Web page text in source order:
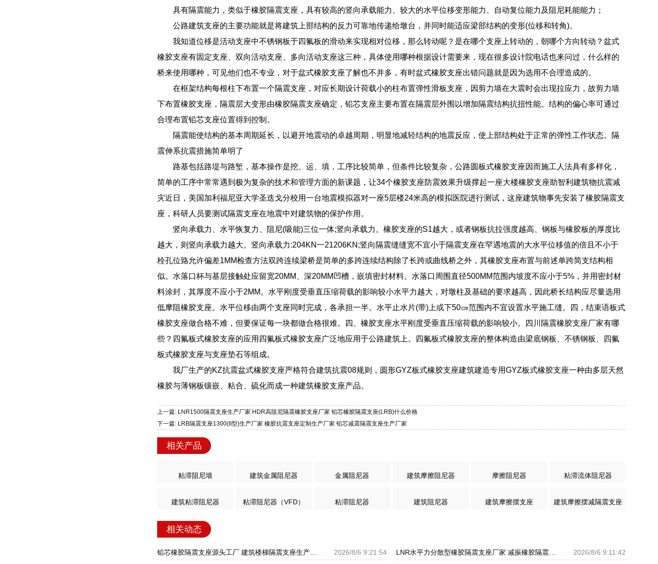
具有隔震能力，类似于橡胶隔震支座，具有较高的竖向承载能力、较大的水平位移变形能力、自动复位能力及阻尼耗能能力；
公路建筑支座的主要功能就是将建筑上部结构的反力可靠地传递给墩台，并同时能适应梁部结构的变形(位移和转角)。
我知道位移是活动支座中不锈钢板于四氟板的滑动来实现相对位移，那么转动呢？是在哪个支座上转动的，朝哪个方向转动？盆式
橡胶支座有固定支座、双向活动支座、多向活动支座这三种，具体使用哪种根据设计需要来，现在很多设计院电话也来问过，什么样的
桥来使用哪种，可见他们也不专业，对于盆式橡胶支座了解也不并多，有时盆式橡胶支座出错问题就是因为选用不合理造成的。
在框架结构每根柱下布置一个隔震支座，对应长期设计荷载小的柱布置弹性滑板支座，因剪力墙在大震时会出现拉应力，故剪力墙
下布置橡胶支座，隔震层大变形由橡胶隔震支座确定，铅芯支座主要布置在隔震层外围以增加隔震结构抗扭性能。结构的偏心率可通过
合理布置铅芯支座位置得到控制。
隔震能使结构的基本周期延长，以避开地震动的卓越周期，明显地减轻结构的地震反应，使上部结构处于正常的弹性工作状态。隔
震伸系抗震措施简单明了
路基包括路堤与路堑，基本操作是挖、运、填，工序比较简单，但条件比较复杂，公路圆板式橡胶支座因而施工人法具有多样化，
简单的工序中常常遇到极为复杂的技术和管理方面的新课题，让34个橡胶支座防震效果升级撑起一座大楼橡胶支座助智利建筑物抗震减
灾近日，美国加利福尼亚大学圣迭戈分校用一台地震模拟器对一座5层楼24米高的模拟医院进行测试，这座建筑物事先安装了橡胶隔震支
座，科研人员要测试隔震支座在地震中对建筑物的保护作用。
竖向承载力、水平恢复力、阻尼(吸能)三位一体;竖向承载力。橡胶支座的S1越大，或者钢板抗拉强度越高、钢板与橡胶板的厚度比
越大，则竖向承载力越大。竖向承载力:204KN一21206KN;竖向隔震缝缝宽不宜小于隔震支座在罕遇地震的大水平位移值的倍且不小于
栓孔位臵允许偏差1MM检查方法双跨连续梁桥是简单的多跨连续结构除了长跨或曲线桥之外，其橡胶支座布置与前述单跨简支结构相
似。水落口杯与基层接触处应留宽20MM、深20MM凹槽，嵌填密封材料。水落口周围直径500MM范围内坡度不应小于5%，并用密封材
料涂封，其厚度不应小于2MM。水平刚度受垂直压缩荷载的影响较小水平力越大，对墩柱及基础的要求越高，因此桥长结构应尽量选用
低摩阻橡胶支座。水平位移由两个支座同时完成，各承担一半。水平止水片(带)上或下50㎝范围内不宜设置水平施工缝。四，结束语板式
橡胶支座做合格不难，但要保证每一块都做合格很难。四、橡胶支座水平刚度受垂直压缩荷载的影响较小。四川隔震橡胶支座厂家有哪
些？四氟板式橡胶支座的应用四氟板式橡胶支座广泛地应用于公路建筑上。四氟板式橡胶支座的整体构造由梁底钢板、不锈钢板、四氟
板式橡胶支座与支座垫石等组成。
我厂生产的KZ抗震盆式橡胶支座严格符合建筑抗震08规则，圆形GYZ板式橡胶支座建筑建造专用GYZ板式橡胶支座一种由多层天然
橡胶与薄钢板镶嵌、粘合、硫化而成一种建筑橡胶支座产品。
上一篇: LNR1500隔震支座生产厂家 HDR高阻尼隔震橡胶支座厂家 铅芯橡胶隔震支座(LRB)什么价格
下一篇: LRB隔震支座1300(II型)生产厂家 橡胶抗震支座定制生产厂家 铅芯减震隔震支座生产厂家
相关产品
粘滞阻尼墙 建筑金属阻尼器 金属阻尼器 建筑摩擦阻尼器 摩擦阻尼器 粘滞流体阻尼器
建筑粘滞阻尼器 粘滞阻尼器（VFD） 粘滞阻尼器 建筑阻尼器 建筑摩擦摆支座 建筑摩擦摆减隔震支座
相关动态
铅芯橡胶隔震支座源头工厂 建筑楼梯隔震支座生产厂家 高楼隔震支座 2026/8/6 9:21:54
2026/8/6 9:11:42